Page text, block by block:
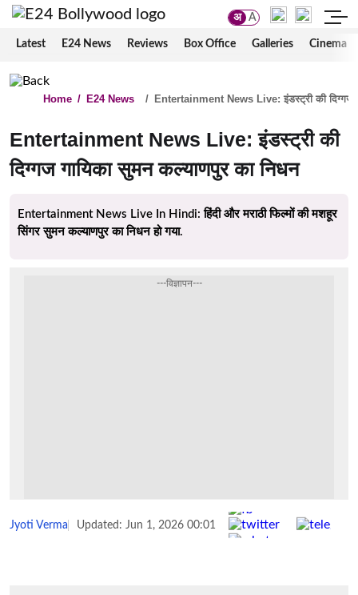
अ A
Latest E24 News Reviews Box Office Galleries Cinema
Home / E24 News / Entertainment News Live: इंडस्ट्री की दिग्गज
Entertainment News Live: इंडस्ट्री की
दिग्गज गायिका सुमन कल्याणपुर का निधन
Entertainment News Live In Hindi: हिंदी और मराठी फिल्मों की मशहूर
सिंगर सुमन कल्याणपुर का निधन हो गया.
---विज्ञापन---
Jyoti Verma Updated: Jun 1, 2026 00:01 Share :